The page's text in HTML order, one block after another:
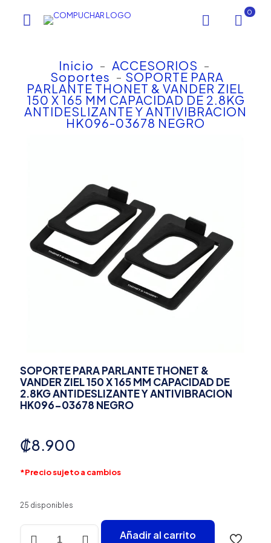
0
Inicio - ACCESORIOS -
Soportes - SOPORTE PARA
PARLANTE THONET & VANDER ZIEL
150 X 165 MM CAPACIDAD DE 2.8KG
ANTIDESLIZANTE Y ANTIVIBRACION
HK096-03678 NEGRO
SOPORTE PARA PARLANTE THONET &
VANDER ZIEL 150 X 165 MM CAPACIDAD DE
2.8KG ANTIDESLIZANTE Y ANTIVIBRACION
HK096-03678 NEGRO
₡8.900
*Precio sujeto a cambios
25 disponibles
SOPORTE
Añadir al carrito